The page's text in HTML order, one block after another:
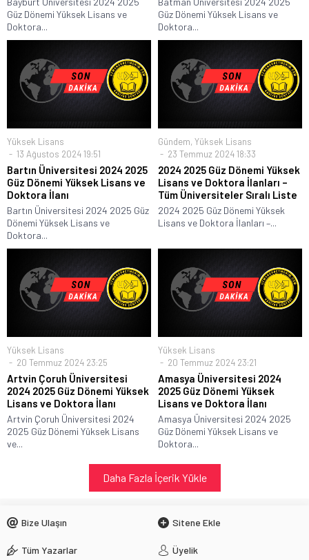
Güz Dönemi Yüksek Lisans ve
Doktora...
Güz Dönemi Yüksek Lisans ve
Doktora...
Yüksek Lisans
13 Ağustos 2024 19:51
Bartın Üniversitesi 2024 2025
Güz Dönemi Yüksek Lisans ve
Doktora İlanı
Bartın Üniversitesi 2024 2025 Güz
Dönemi Yüksek Lisans ve
Doktora...
Gündem, Yüksek Lisans
23 Temmuz 2024 18:33
2024 2025 Güz Dönemi Yüksek
Lisans ve Doktora İlanları –
Tüm Üniversiteler Sıralı Liste
2024 2025 Güz Dönemi Yüksek
Lisans ve Doktora İlanları –...
Yüksek Lisans
20 Temmuz 2024 23:25
Artvin Çoruh Üniversitesi
2024 2025 Güz Dönemi Yüksek
Lisans ve Doktora İlanı
Artvin Çoruh Üniversitesi 2024
2025 Güz Dönemi Yüksek Lisans
ve...
Yüksek Lisans
20 Temmuz 2024 23:21
Amasya Üniversitesi 2024
2025 Güz Dönemi Yüksek
Lisans ve Doktora İlanı
Amasya Üniversitesi 2024 2025
Güz Dönemi Yüksek Lisans ve
Doktora...
Daha Fazla İçerik Yükle
Bize Ulaşın Sitene Ekle
Tüm Yazarlar Üyelik